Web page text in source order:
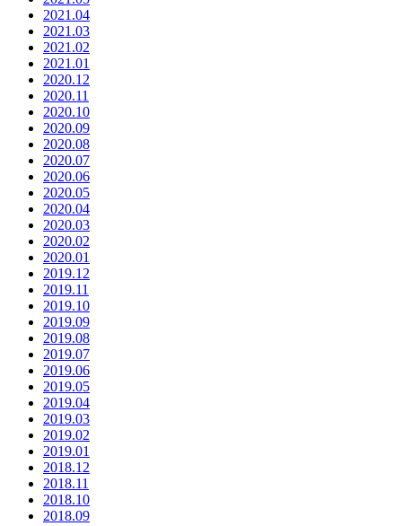
2021.04
2021.03
2021.02
2021.01
2020.12
2020.11
2020.10
2020.09
2020.08
2020.07
2020.06
2020.05
2020.04
2020.03
2020.02
2020.01
2019.12
2019.11
2019.10
2019.09
2019.08
2019.07
2019.06
2019.05
2019.04
2019.03
2019.02
2019.01
2018.12
2018.11
2018.10
2018.09